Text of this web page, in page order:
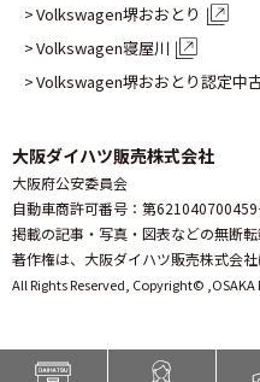
Volkswagen堺おおとり
Volkswagen寝屋川
Volkswagen堺おおとり認定中
大阪ダイハツ販売株式会社
大阪府公安委員会
自動車商許可番号：第
掲載の記事・写真・図表などの無断転
著作権は、大阪ダイハツ販売株式会社
All Rights Reserved, Copyright© ,